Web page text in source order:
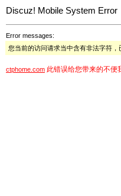
Discuz! Mobile System Error
Error messages:
您当前的访问请求当中含有非法字符，
ctphome.com 此错误给您带来的不便